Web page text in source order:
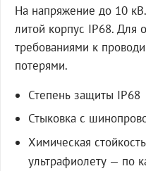
На напряжение до 10
литой корпус IP68. Для
требованиями к
потерями.
Степень защиты IP68
Стыковка с
Химическая
ультрафиолету — по